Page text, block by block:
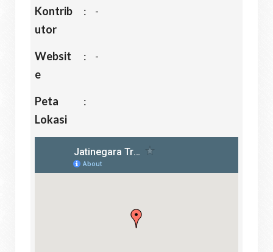
Kontrib
utor
: -
Websit
e
: -
Peta
Lokasi
: